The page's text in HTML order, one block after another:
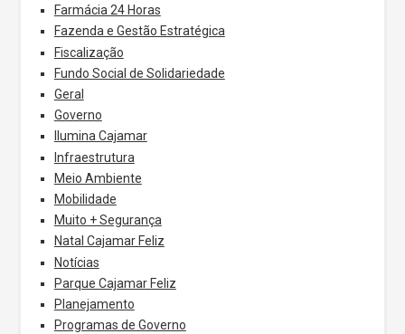
Farmácia 24 Horas
Fazenda e Gestão Estratégica
Fiscalização
Fundo Social de Solidariedade
Geral
Governo
Ilumina Cajamar
Infraestrutura
Meio Ambiente
Mobilidade
Muito + Segurança
Natal Cajamar Feliz
Notícias
Parque Cajamar Feliz
Planejamento
Programas de Governo